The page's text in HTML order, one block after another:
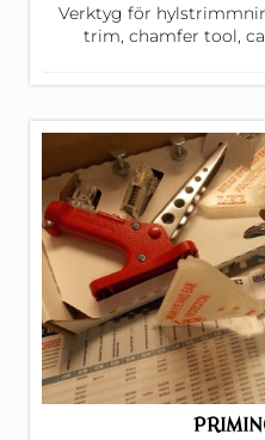
Verktyg för
trim, chamfer tool,